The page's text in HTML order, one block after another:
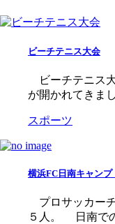
ビーチテニス大会
ビーチテニス
が開かれてきま
スポーツ
横浜FC日南キャンプ
プロサッカー
５人。 日南で